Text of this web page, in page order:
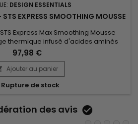
DESIGN ESSENTIALS
STS EXPRESS SMOOTHING MOUSSE
Express Max Smoothing Mousse
thermique infusé d'acides aminés
temporairement les cheveux
multiples ou en transition jusqu'à
12 semaines !
97,98 €
Ajouter au panier
Rupture de stock
des avis 